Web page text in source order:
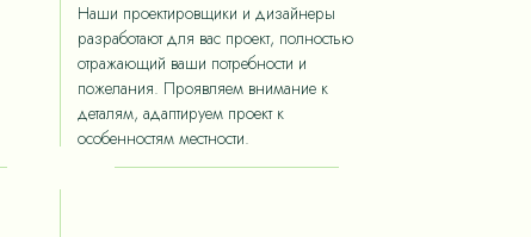
Наши проектировщики и дизайнеры
разработают для вас проект, полностью
отражающий ваши потребности и
пожелания. Проявляем внимание к
деталям, адаптируем проект к
особенностям местности.